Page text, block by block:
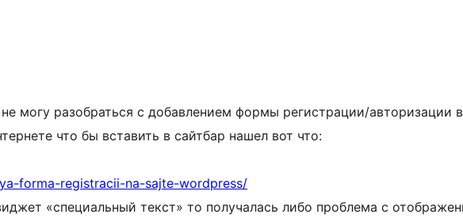
могу разобраться с добавлением формы регистрации/авторизации
что бы вставить в сайтбар нашел вот что:
forma-registracii-na-sajte-wordpress/
«специальный текст» то получалась либо проблема с